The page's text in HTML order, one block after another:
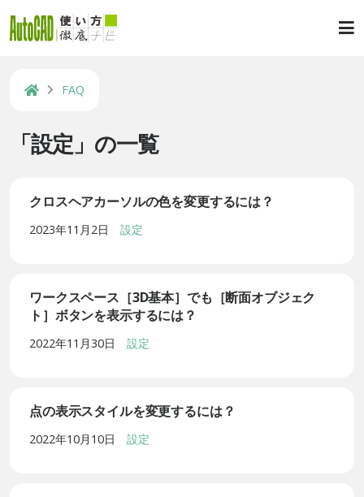
FAQ
「設定」の一覧
クロスヘアカーソルの色を変更するには？
2023年11月2日 設定
ワークスペース［3D基本］でも［断面オブジェク
ト］ボタンを表示するには？
2022年11月30日 設定
点の表示スタイルを変更するには？
2022年10月10日 設定